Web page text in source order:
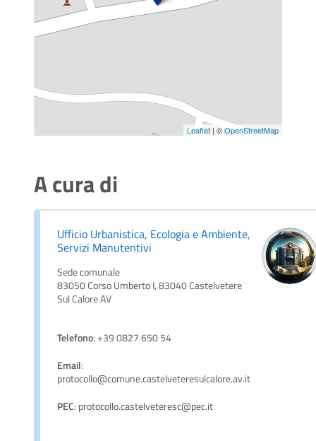
Leaflet | ©OpenStreetMap
A cura di
Ufficio Urbanistica, Ecologia e Ambiente,
Servizi Manutentivi
Sede comunale
83050 Corso Umberto I, 83040 Castelvetere
Sul Calore AV
Telefono: +39 0827 650 54
Email:
protocollo@comune.castelveteresulcalore.av.it
PEC: protocollo.castelveteresc@pec.it